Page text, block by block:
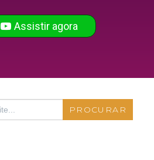
Assistir agora